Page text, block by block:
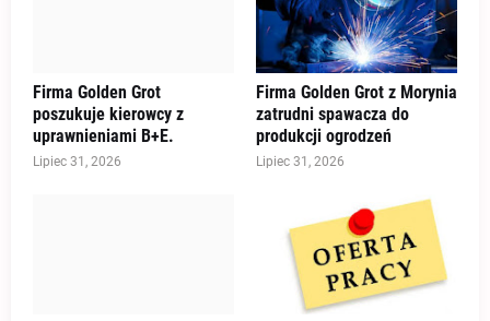
Firma Golden Grot
poszukuje kierowcy z
uprawnieniami B+E.
Lipiec 31, 2026
Firma Golden Grot z Morynia
zatrudni spawacza do
produkcji ogrodzeń
Lipiec 31, 2026